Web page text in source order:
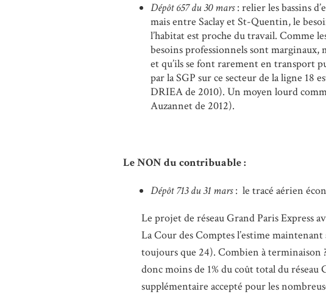
Dépôt 657 du 30 mars: relier les bassins
mais entre Saclay et St-Quentin, le
l’habitat est proche du travail. Comme
besoins professionnels sont marginaux,
et qu’ils se font rarement en transport
par la SGP sur ce secteur de la ligne 18
DRIEA de 2010). Un moyen lourd
Auzannet de 2012).
Le NON du contribuable :
Dépôt 713 du 31 mars: le tracé aérien
Le projet de réseau Grand Paris Express
La Cour des Comptes l’estime
toujours que 24). Combien à terminaison
donc moins de 1% du coût total du réseau
supplémentaire accepté pour les